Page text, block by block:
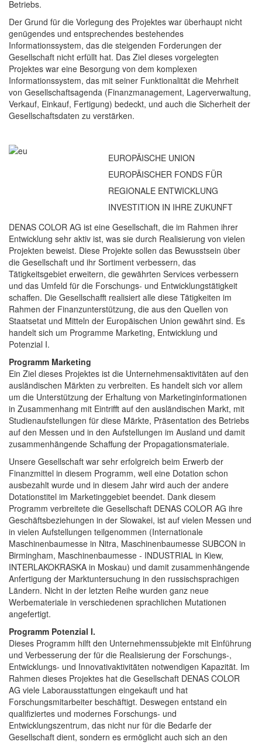
Betriebs.
Der Grund für die Vorlegung des Projektes war überhaupt nicht
genügendes und entsprechendes bestehendes
Informationssystem, das die steigenden Forderungen der
Gesellschaft nicht erfüllt hat. Das Ziel dieses vorgelegten
Projektes war eine Besorgung von dem komplexen
Informationssystem, das mit seiner Funktionalität die Mehrheit
von Gesellschaftsagenda (Finanzmanagement, Lagerverwaltung,
Verkauf, Einkauf, Fertigung) bedeckt, und auch die Sicherheit der
Gesellschaftsdaten zu verstärken.
EUROPÄISCHE UNION
EUROPÄISCHER FONDS FÜR
REGIONALE ENTWICKLUNG
INVESTITION IN IHRE ZUKUNFT
DENAS COLOR AG ist eine Gesellschaft, die im Rahmen ihrer
Entwicklung sehr aktiv ist, was sie durch Realisierung von vielen
Projekten beweist. Diese Projekte sollen das Bewusstsein über
die Gesellschaft und ihr Sortiment verbessern, das
Tätigkeitsgebiet erweitern, die gewährten Services verbessern
und das Umfeld für die Forschungs- und Entwicklungstätigkeit
schaffen. Die Gesellschafft realisiert alle diese Tätigkeiten im
Rahmen der Finanzunterstützung, die aus den Quellen von
Staatsetat und Mitteln der Europäischen Union gewährt sind. Es
handelt sich um Programme Marketing, Entwicklung und
Potenzial I.
Programm Marketing
Ein Ziel dieses Projektes ist die Unternehmensaktivitäten auf den
ausländischen Märkten zu verbreiten. Es handelt sich vor allem
um die Unterstützung der Erhaltung von Marketinginformationen
in Zusammenhang mit Eintrifft auf den ausländischen Markt, mit
Studienaufstellungen für diese Märkte, Präsentation des Betriebs
auf den Messen und in den Aufstellungen im Ausland und damit
zusammenhängende Schaffung der Propagationsmateriale.
Unsere Gesellschaft war sehr erfolgreich beim Erwerb der
Finanzmittel in diesem Programm, weil eine Dotation schon
ausbezahlt wurde und in diesem Jahr wird auch der andere
Dotationstitel im Marketinggebiet beendet. Dank diesem
Programm verbreitete die Gesellschaft DENAS COLOR AG ihre
Geschäftsbeziehungen in der Slowakei, ist auf vielen Messen und
in vielen Aufstellungen teilgenommen (Internationale
Maschinenbaumesse in Nitra, Maschinenbaumesse SUBCON in
Birmingham, Maschinenbaumesse - INDUSTRIAL in Kiew,
INTERLAKOKRASKA in Moskau) und damit zusammenhängende
Anfertigung der Marktuntersuchung in den russischsprachigen
Ländern. Nicht in der letzten Reihe wurden ganz neue
Werbemateriale in verschiedenen sprachlichen Mutationen
angefertigt.
Programm Potenzial I.
Dieses Programm hilft den Unternehmenssubjekte mit Einführung
und Verbesserung der für die Realisierung der Forschungs-,
Entwicklungs- und Innovativaktivitäten notwendigen Kapazität. Im
Rahmen dieses Projektes hat die Gesellschaft DENAS COLOR
AG viele Laborausstattungen eingekauft und hat
Forschungsmitarbeiter beschäftigt. Deswegen entstand ein
qualifiziertes und modernes Forschungs- und
Entwicklungszentrum, das nicht nur für die Bedarfe der
Gesellschaft dient, sondern es ermöglicht auch sich an den